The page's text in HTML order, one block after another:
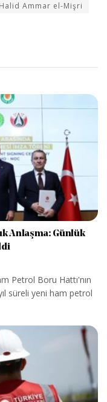
Ammar el-Mişri
Anlaşma: Günlük
Petrol Boru Hattı'nın
süreli yeni ham petrol